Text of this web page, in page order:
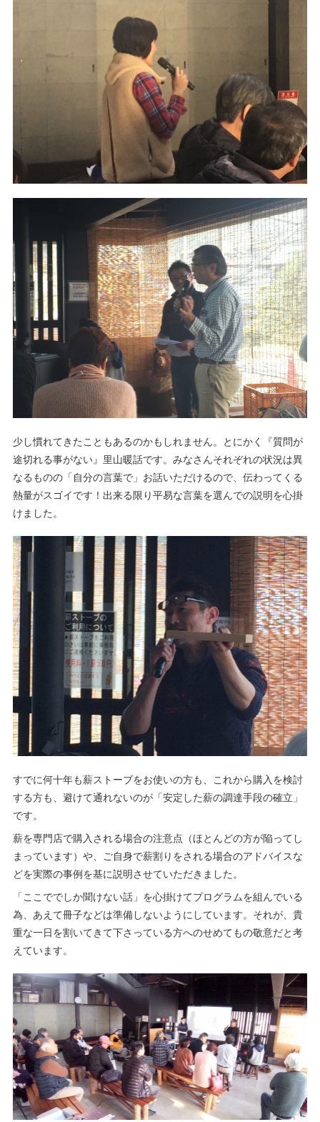
少し慣れてきたこともあるのかもしれません。とにかく『質問が
途切れる事がない』里山暖話です。みなさんそれぞれの状況は異
なるものの「自分の言葉で」お話いただけるので、伝わってくる
熱量がスゴイです！出来る限り平易な言葉を選んでの説明を心掛
けました。
すでに何十年も薪ストーブをお使いの方も、これから購入を検討
する方も、避けて通れないのが「安定した薪の調達手段の確立」
です。
薪を専門店で購入される場合の注意点（ほとんどの方が陥ってし
まっています）や、ご自身で薪割りをされる場合のアドバイスな
どを実際の事例を基に説明させていただきました。
「ここででしか聞けない話」を心掛けてプログラムを組んでいる
為、あえて冊子などは準備しないようにしています。それが、貴
重な一日を割いてきて下さっている方へのせめてもの敬意だと考
えています。